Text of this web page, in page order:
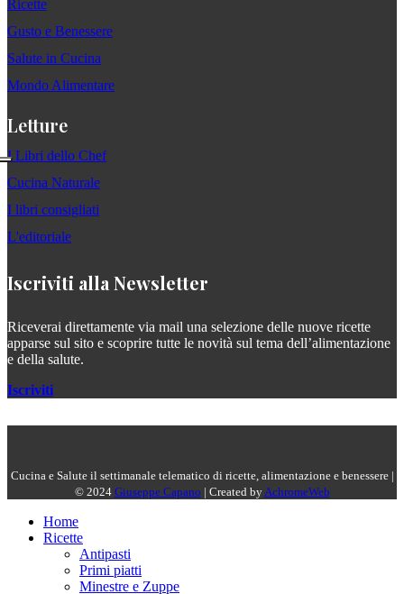
Ricette
Gusto e Benessere
Salute in Cucina
Mondo Alimentare
Letture
I Libri dello Chef
Cucina Naturale
I libri consigliati
L'editoriale
Iscriviti alla Newsletter
Riceverai direttamente via mail una selezione delle nuove ricette
apparse sul sito e scoprire tutte le novità sul tema dell’alimentazione
e della salute.
Iscriviti
Cucina e Salute il settimanale telematico di ricette, alimentazione e benessere |
© 2024 Giuseppe Capano | Created by AchromeWeb
Home
Ricette
Antipasti
Primi piatti
Minestre e Zuppe